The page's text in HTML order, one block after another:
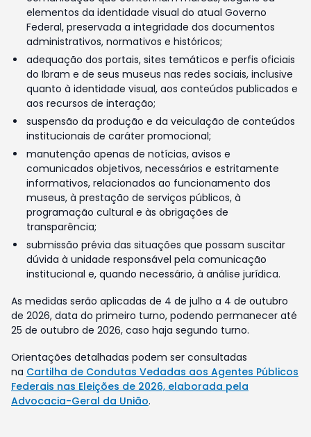
elementos da identidade visual do atual Governo
Federal, preservada a integridade dos documentos
administrativos, normativos e históricos;
adequação dos portais, sites temáticos e perfis oficiais
do Ibram e de seus museus nas redes sociais, inclusive
quanto à identidade visual, aos conteúdos publicados e
aos recursos de interação;
suspensão da produção e da veiculação de conteúdos
institucionais de caráter promocional;
manutenção apenas de notícias, avisos e
comunicados objetivos, necessários e estritamente
informativos, relacionados ao funcionamento dos
museus, à prestação de serviços públicos, à
programação cultural e às obrigações de
transparência;
submissão prévia das situações que possam suscitar
dúvida à unidade responsável pela comunicação
institucional e, quando necessário, à análise jurídica.
As medidas serão aplicadas de 4 de julho a 4 de outubro
de 2026, data do primeiro turno, podendo permanecer até
25 de outubro de 2026, caso haja segundo turno.
Orientações detalhadas podem ser consultadas
na Cartilha de Condutas Vedadas aos Agentes Públicos
Federais nas Eleições de 2026, elaborada pela
Advocacia-Geral da União.